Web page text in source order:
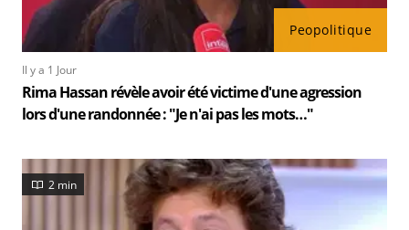
Peopolitique
Il y a 1 Jour
Rima Hassan révèle avoir été victime d'une agression
lors d'une randonnée : "Je n'ai pas les mots…"
2 min